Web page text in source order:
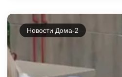
Новости Дома-2